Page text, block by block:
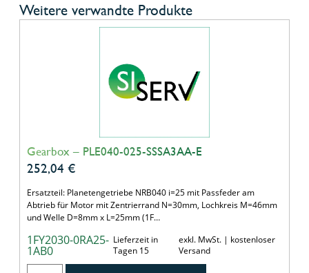
Weitere verwandte Produkte
Gearbox – PLE040-025-SSSA3AA-E
252,04 €
Ersatzteil: Planetengetriebe NRB040 i=25 mit Passfeder am
Abtrieb für Motor mit Zentrierrand N=30mm, Lochkreis M=46mm
und Welle D=8mm x L=25mm (1F…
1FY2030-0RA25-
1AB0
Lieferzeit in
Tagen 15
exkl. MwSt. | kostenloser
Versand